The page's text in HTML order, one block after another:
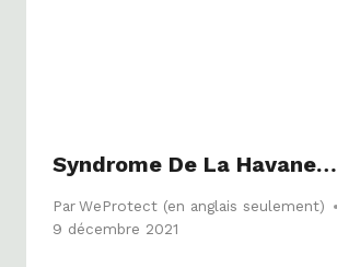
Syndrome De La Havane…
ParWeProtect (en anglais seulement)
9 décembre 2021